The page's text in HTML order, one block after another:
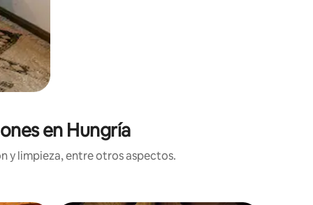
en Hungría
y limpieza, entre otros aspectos.